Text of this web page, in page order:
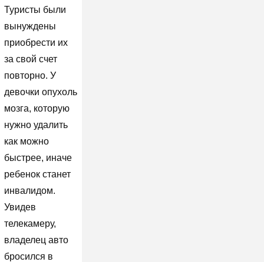
Туристы были
вынуждены
приобрести их
за свой счет
повторно. У
девочки опухоль
мозга, которую
нужно удалить
как можно
быстрее, иначе
ребенок станет
инвалидом.
Увидев
телекамеру,
владелец авто
бросился в